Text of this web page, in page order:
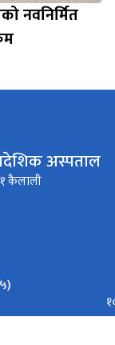
नवनिर्मित
अस्पताल
कैलाली